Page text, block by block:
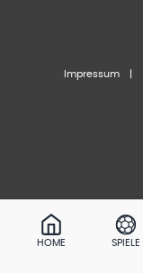
Impressum
HOME SPIELE